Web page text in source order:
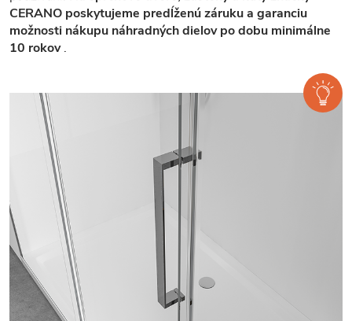
CERANO poskytujeme predĺženú záruku a garanciu
možnosti nákupu náhradných dielov po dobu minimálne
10 rokov.